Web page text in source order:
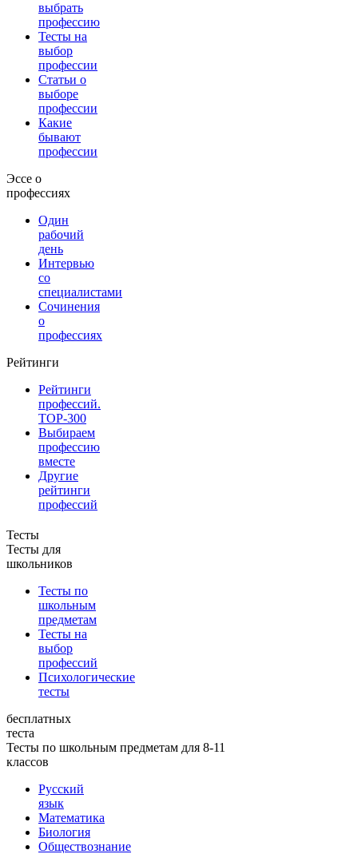
выбрать
профессию
Тесты на
выбор
профессии
Статьи о
выборе
профессии
Какие
бывают
профессии
Эссе о
профессиях
Один
рабочий
день
Интервью
со
специалистами
Сочинения
о
профессиях
Рейтинги
Рейтинги
профессий.
TOP-300
Выбираем
профессию
вместе
Другие
рейтинги
профессий
Тесты
Тесты для
школьников
Тесты по
школьным
предметам
Тесты на
выбор
профессий
Психологические
тесты
бесплатных
теста
Тесты по школьным предметам для 8-11
классов
Русский
язык
Математика
Биология
Обществознание